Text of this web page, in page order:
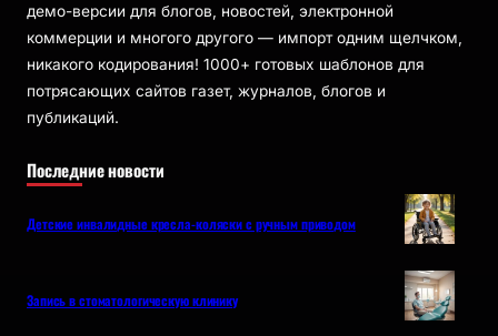
демо-версии для блогов, новостей, электронной
коммерции и многого другого — импорт одним щелчком,
никакого кодирования! 1000+ готовых шаблонов для
потрясающих сайтов газет, журналов, блогов и
публикаций.
Последние новости
Детские инвалидные кресла-коляски с ручным приводом
Запись в стоматологическую клинику